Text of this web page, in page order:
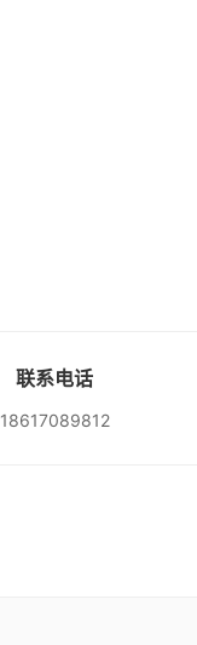
联系电话
18617089812